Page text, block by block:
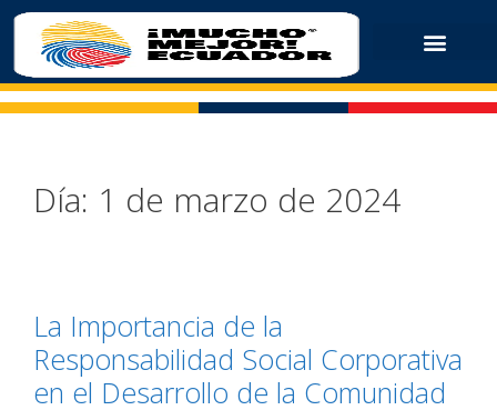
Día: 1 de marzo de 2024
La Importancia de la
Responsabilidad Social Corporativa
en el Desarrollo de la Comunidad